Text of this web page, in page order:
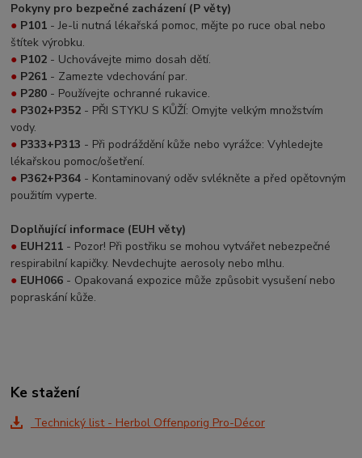
Pokyny pro bezpečné zacházení (P věty)
● P101 - Je-li nutná lékařská pomoc, mějte po ruce obal nebo
štítek výrobku.
● P102 - Uchovávejte mimo dosah dětí.
● P261 - Zamezte vdechování par.
● P280 - Používejte ochranné rukavice.
● P302+P352 - PŘI STYKU S KŮŽÍ: Omyjte velkým množstvím
vody.
● P333+P313 - Při podráždění kůže nebo vyrážce: Vyhledejte
lékařskou pomoc/ošetření.
● P362+P364 - Kontaminovaný oděv svlékněte a před opětovným
použitím vyperte.
Doplňující informace (EUH věty)
● EUH211 - Pozor! Při postřiku se mohou vytvářet nebezpečné
respirabilní kapičky. Nevdechujte aerosoly nebo mlhu.
● EUH066 - Opakovaná expozice může způsobit vysušení nebo
popraskání kůže.
Ke stažení
Technický list - Herbol Offenporig Pro-Décor